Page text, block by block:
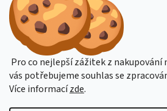
Pro co nejlepší zážitek z nakupování
vás potřebujeme souhlas se
Více informacízde.